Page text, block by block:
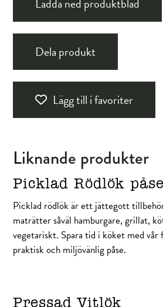
Ladda ned produktblad
Dela produkt
Lägg till i favoriter
Liknande produkter
Picklad Rödlök
Picklad rödlök är ett jättegott
maträtter såväl hamburgare, grillat,
vegetariskt. Spara tid i köket med vår
praktisk och miljövänlig påse.
Pressad Vitlök